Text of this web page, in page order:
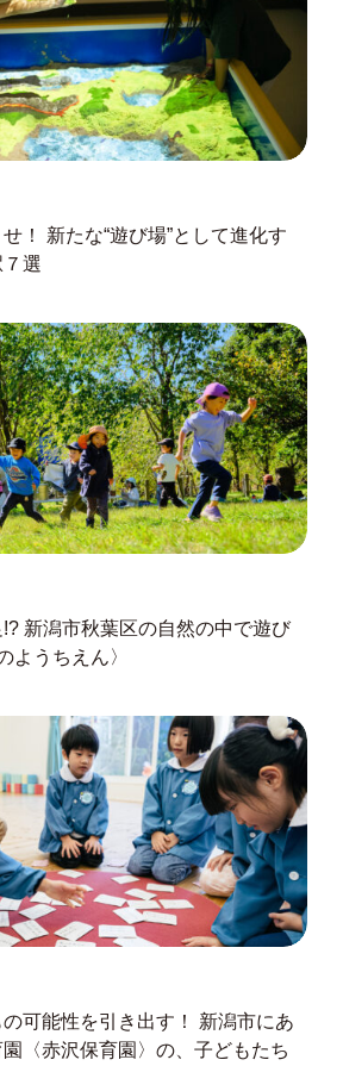
！ 新たな“遊び場”として進化す
選
新潟市秋葉区の自然の中で遊び
ようちえん〉
可能性を引き出す！ 新潟市にあ
〈赤沢保育園〉の、子どもたち